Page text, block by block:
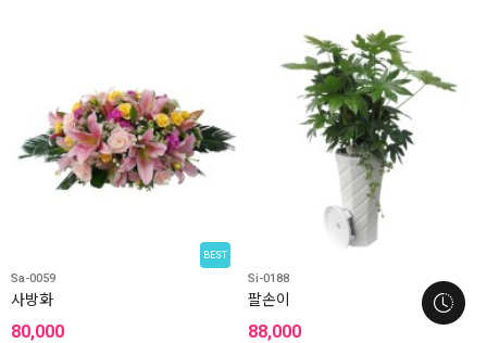
BEST
Sa-0059
사방화
80,000
Si-0188
팔손이
88,000